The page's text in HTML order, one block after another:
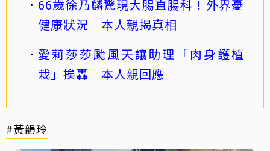
66歲徐乃麟驚現大腸直腸科！外界憂
健康狀況 本人親揭真相
愛莉莎莎颱風天讓助理「肉身護植
栽」挨轟 本人親回應
#黃韻玲